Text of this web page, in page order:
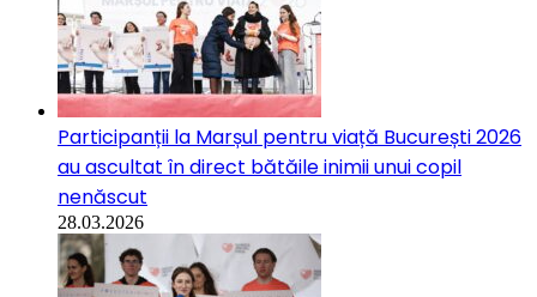
Participanții la Marșul pentru viață București 2026
au ascultat în direct bătăile inimii unui copil
nenăscut
28.03.2026